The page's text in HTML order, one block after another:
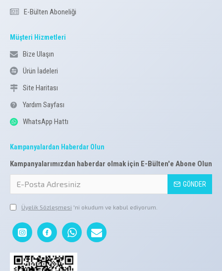
E-Bülten Aboneliği
Müşteri Hizmetleri
Bize Ulaşın
Ürün İadeleri
Site Haritası
Yardım Sayfası
WhatsApp Hattı
Kampanyalardan Haberdar Olun
Kampanyalarımızdan haberdar olmak için E-Bülten'e Abone Olun
GÖNDER
Üyelik Sözleşmesi 'ni okudum ve kabul ediyorum.